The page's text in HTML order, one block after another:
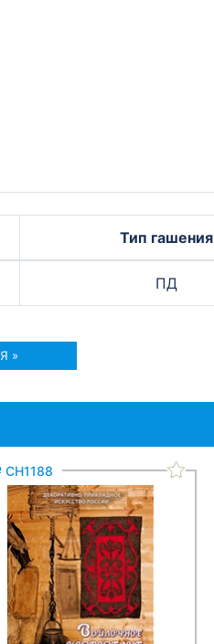
Тип гашения
ПД
»